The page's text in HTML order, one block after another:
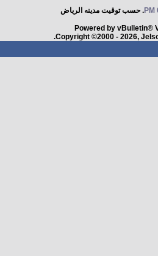
. حسب توقيت مدينه الرياض
Powered by vBulletin®
Copyright ©2000 - 2026,